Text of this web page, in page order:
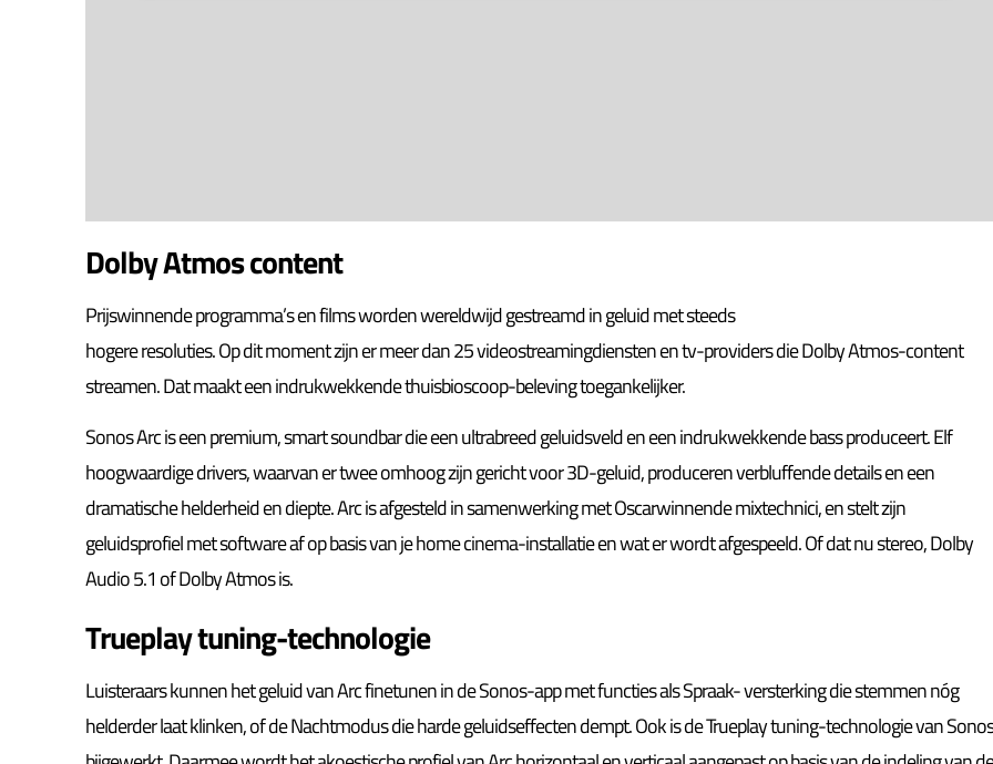
Dolby Atmos content
Prijswinnende programma’s en films worden wereldwijd gestreamd in geluid met steeds
hogere resoluties. Op dit moment zijn er meer dan 25 videostreamingdiensten en tv-providers die Dolby Atmos-content
streamen. Dat maakt een indrukwekkende thuisbioscoop-beleving toegankelijker.
Sonos Arc is een premium, smart soundbar die een ultrabreed geluidsveld en een indrukwekkende bass produceert. Elf
hoogwaardige drivers, waarvan er twee omhoog zijn gericht voor 3D-geluid, produceren verbluffende details en een
dramatische helderheid en diepte. Arc is afgesteld in samenwerking met Oscarwinnende mixtechnici, en stelt zijn
geluidsprofiel met software af op basis van je home cinema-installatie en wat er wordt afgespeeld. Of dat nu stereo, Dolby
Audio 5.1 of Dolby Atmos is.
Trueplay tuning-technologie
Luisteraars kunnen het geluid van Arc finetunen in de Sonos-app met functies als Spraak- versterking die stemmen nóg
helderder laat klinken, of de Nachtmodus die harde geluidseffecten dempt. Ook is de Trueplay tuning-technologie van